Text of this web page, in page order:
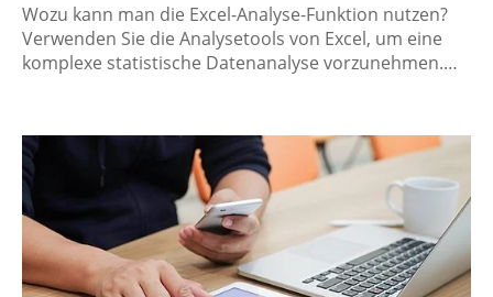
Wozu kann man die Excel-Analyse-Funktion nutzen?
Verwenden Sie die Analysetools von Excel, um eine
komplexe statistische Datenanalyse vorzunehmen.…